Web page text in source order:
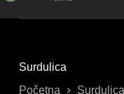
Surdulica
Početna
Surdulica